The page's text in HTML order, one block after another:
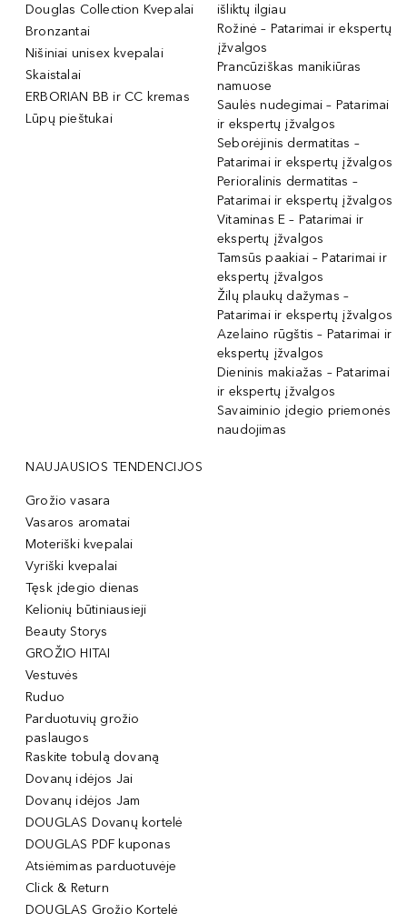
Douglas Collection Kvepalai
Bronzantai
Nišiniai unisex kvepalai
Skaistalai
ERBORIAN BB ir CC kremas
Lūpų pieštukai
išliktų ilgiau
Rožinė – Patarimai ir ekspertų
įžvalgos
Prancūziškas manikiūras
namuose
Saulės nudegimai – Patarimai
ir ekspertų įžvalgos
Seborėjinis dermatitas –
Patarimai ir ekspertų įžvalgos
Perioralinis dermatitas –
Patarimai ir ekspertų įžvalgos
Vitaminas E – Patarimai ir
ekspertų įžvalgos
Tamsūs paakiai – Patarimai ir
ekspertų įžvalgos
Žilų plaukų dažymas –
Patarimai ir ekspertų įžvalgos
Azelaino rūgštis – Patarimai ir
ekspertų įžvalgos
Dieninis makiažas – Patarimai
ir ekspertų įžvalgos
Savaiminio įdegio priemonės
naudojimas
NAUJAUSIOS TENDENCIJOS
Grožio vasara
Vasaros aromatai
Moteriški kvepalai
Vyriški kvepalai
Tęsk įdegio dienas
Kelionių būtiniausieji
Beauty Storys
GROŽIO HITAI
Vestuvės
Ruduo
Parduotuvių grožio
paslaugos
Raskite tobulą dovaną
Dovanų idėjos Jai
Dovanų idėjos Jam
DOUGLAS Dovanų kortelė
DOUGLAS PDF kuponas
Atsiėmimas parduotuvėje
Click & Return
DOUGLAS Grožio Kortelė